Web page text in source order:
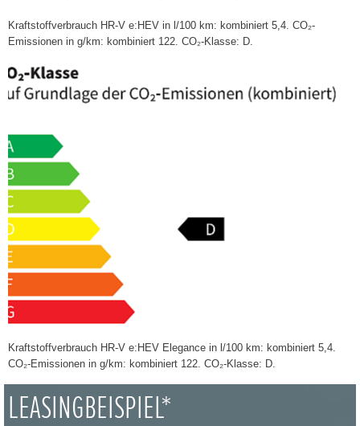
Kraftstoffverbrauch HR-V e:HEV in l/100 km: kombiniert 5,4. CO₂-
Emissionen in g/km: kombiniert 122. CO₂-Klasse: D.
Kraftstoffverbrauch HR-V e:HEV Elegance in l/100 km: kombiniert 5,4.
CO₂-Emissionen in g/km: kombiniert 122. CO₂-Klasse: D.
LEASINGBEISPIEL*